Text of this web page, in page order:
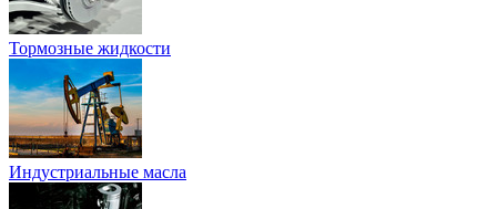
Тормозные жидкости
Индустриальные масла